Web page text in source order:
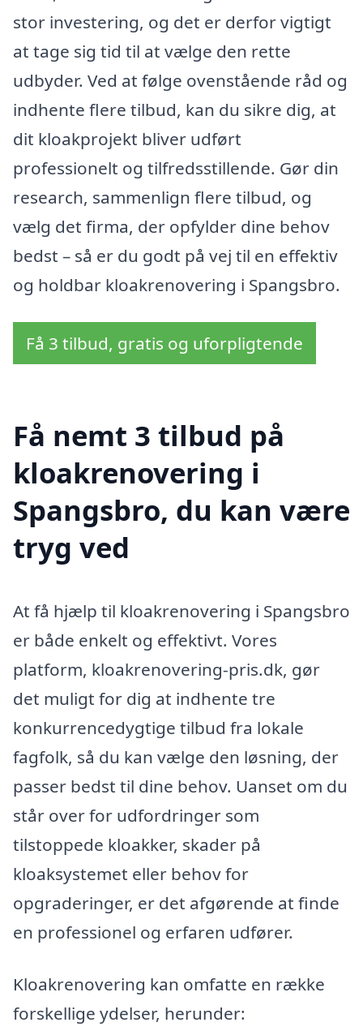
stor investering, og det er derfor vigtigt
at tage sig tid til at vælge den rette
udbyder. Ved at følge ovenstående råd og
indhente flere tilbud, kan du sikre dig, at
dit kloakprojekt bliver udført
professionelt og tilfredsstillende. Gør din
research, sammenlign flere tilbud, og
vælg det firma, der opfylder dine behov
bedst – så er du godt på vej til en effektiv
og holdbar kloakrenovering i Spangsbro.
Få 3 tilbud, gratis og uforpligtende
Få nemt 3 tilbud på
kloakrenovering i
Spangsbro, du kan være
tryg ved
At få hjælp til kloakrenovering i Spangsbro
er både enkelt og effektivt. Vores
platform, kloakrenovering-pris.dk, gør
det muligt for dig at indhente tre
konkurrencedygtige tilbud fra lokale
fagfolk, så du kan vælge den løsning, der
passer bedst til dine behov. Uanset om du
står over for udfordringer som
tilstoppede kloakker, skader på
kloaksystemet eller behov for
opgraderinger, er det afgørende at finde
en professionel og erfaren udfører.
Kloakrenovering kan omfatte en række
forskellige ydelser, herunder: